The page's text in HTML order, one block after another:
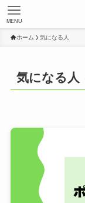
MENU
ホーム 気になる人
気になる人